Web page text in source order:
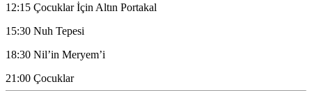
12:15 Çocuklar İçin Altın Portakal
15:30 Nuh Tepesi
18:30 Nil’in Meryem’i
21:00 Çocuklar